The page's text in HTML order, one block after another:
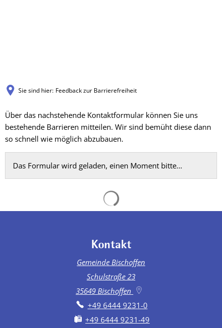
Sie sind hier: Feedback zur Barrierefreiheit
Feedback
zur
Barrierefreiheit
Über das nachstehende Kontaktformular können Sie uns
bestehende Barrieren mitteilen. Wir sind bemüht diese dann
so schnell wie möglich abzubauen.
Das Formular wird geladen, einen Moment bitte…
Kontakt
Gemeinde Bischoffen
Schulstraße 23
35649 Bischoffen
+49 6444 9231-0
+49 6444 9231-49